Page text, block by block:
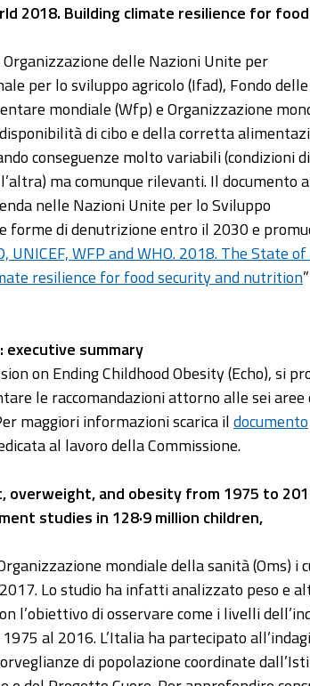
2018. Building climate resilience for food
delle Nazioni Unite per
per lo sviluppo agricolo (Ifad), Fondo delle
mondiale (Wfp) e Organizzazione
di cibo e della corretta
conseguenze molto variabili (condizioni di
ma comunque rilevanti. Il documento
nelle Nazioni Unite per lo Sviluppo
di denutrizione entro il 2030 e
UNICEF, WFP and WHO. 2018. The State
resilience for food security and nutrition
executive summary
on Ending Childhood Obesity (Echo), si
le raccomandazioni attorno alle sei aree
maggiori informazioni scarica ildocumento
al lavoro della Commissione.
and obesity from 1975 to
studies in 128·9 million children,
mondiale della sanità (Oms) i
Lo studio ha infatti analizzato peso e
l’obiettivo di osservare come i livelli
al 2016. L’Italia ha partecipato
di popolazione coordinate